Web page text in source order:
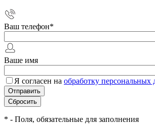
Ваш телефон*
Ваше имя
Я согласен на обработку персональных
* - Поля, обязательные для заполнения